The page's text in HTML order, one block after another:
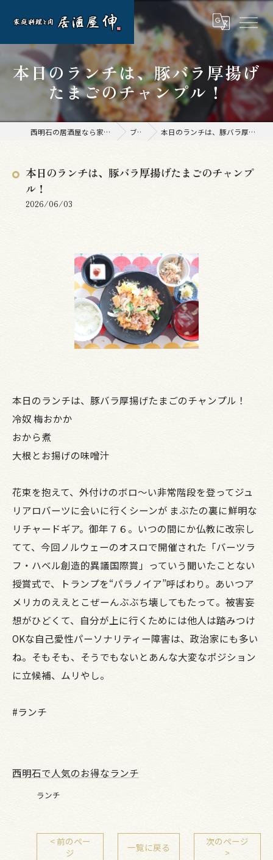
本日のランチは、豚バラ厚揚げ
たまごのチャンプル！
西明石の居酒屋なら家庭料理と肉 居酒屋 伸 ブログ 本日のランチは、豚バラ厚揚げたまごのチャンプル！
本日のランチは、豚バラ厚揚げたまごのチャンプ
ル！
2026/06/03
本日のランチは、豚バラ厚揚げたまごのチャンプル！
冷奴 梅おかか
おから煮
大根とお揚げの味噌汁
花束を抱えて、外付けのボロ～い非常階段を登ってジュ
リアロバーツに会いに行くシーンが まぶたの裏に鮮明な
リチャードギア。御年７６。いつの間にか仏教に改宗し
てて、今回ノルウェーのオスロで開催された「バーツラ
フ・ハベル創造的異議国際賞」っていう聞いたことない
授賞式で、トランプを“パラノイア”呼ばわり。あいつア
メリカのええとこぜーんぶぶち壊してもたって。被害妄
想がひどくて、自分が上に行くためには他人は踏みつけ
OKな自己愛性パーソナリティー障害は、政治家にも多い
ね。そもそも、そうでもないとあんな大変なポジション
に立候補、ムリやし。
#ランチ
西明石で人気のお得なランチ
ランチ
< 前のペー
ジ
一覧に戻る
次のページ
>